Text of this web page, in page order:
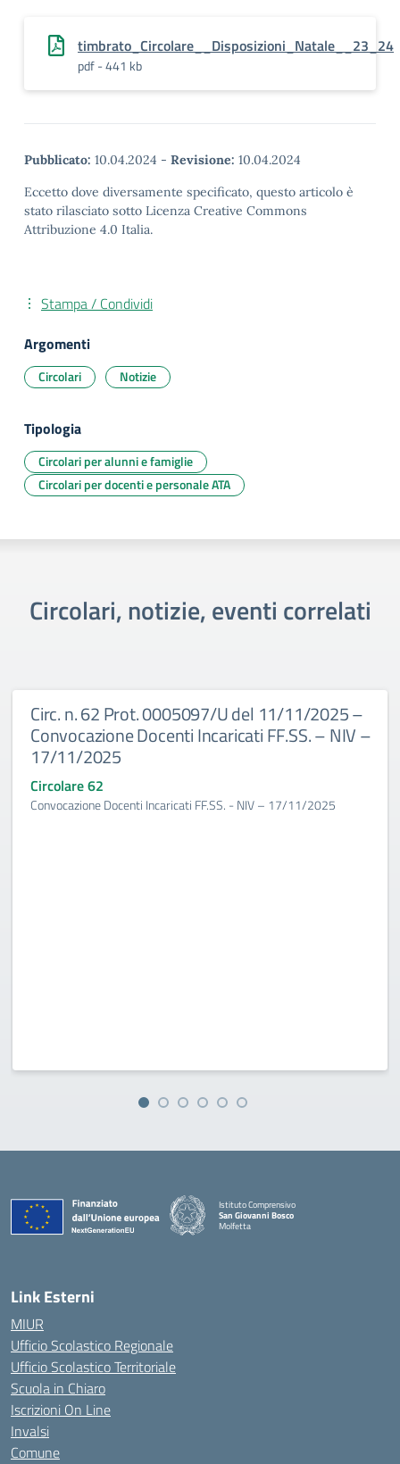
timbrato_Circolare__Disposizioni_Natale__23_24
pdf - 441 kb
Pubblicato: 10.04.2024 - Revisione: 10.04.2024
Eccetto dove diversamente specificato, questo articolo è
stato rilasciato sotto Licenza Creative Commons
Attribuzione 4.0 Italia.
Stampa / Condividi
Argomenti
Circolari Notizie
Tipologia
Circolari per alunni e famiglie
Circolari per docenti e personale ATA
Circolari, notizie, eventi correlati
Circ. n. 62 Prot. 0005097/U del 11/11/2025 –
Convocazione Docenti Incaricati FF.SS. – NIV –
17/11/2025
Circolare 62
Convocazione Docenti Incaricati FF.SS. - NIV – 17/11/2025
Istituto Comprensivo
San Giovanni Bosco
Molfetta
Link Esterni
MIUR
Ufficio Scolastico Regionale
Ufficio Scolastico Territoriale
Scuola in Chiaro
Iscrizioni On Line
Invalsi
Comune